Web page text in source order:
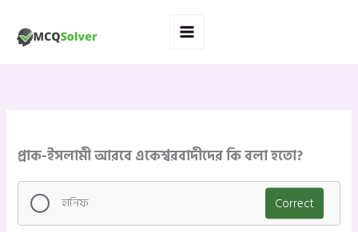
content
প্রাক-ইসলামী আরবে একেশ্বরবাদীদের কি বলা হতো?
হানিফ Correct